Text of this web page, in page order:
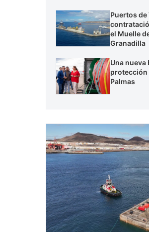
Puertos
el Muelle
Granadilla
Una
protección
Palmas